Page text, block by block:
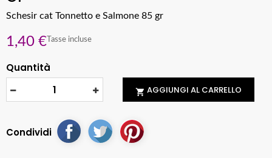
Schesir cat Tonnetto e Salmone 85 gr
1,40 € Tasse incluse
Quantità
 AGGIUNGI AL CARRELLO
Condividi